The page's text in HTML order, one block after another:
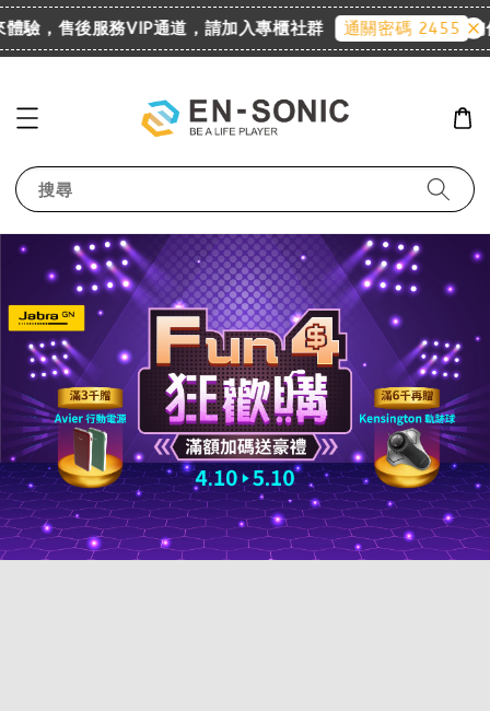
，售後服務VIP通道，請加入專櫃社群 通關密碼 2455 詢價
搜尋